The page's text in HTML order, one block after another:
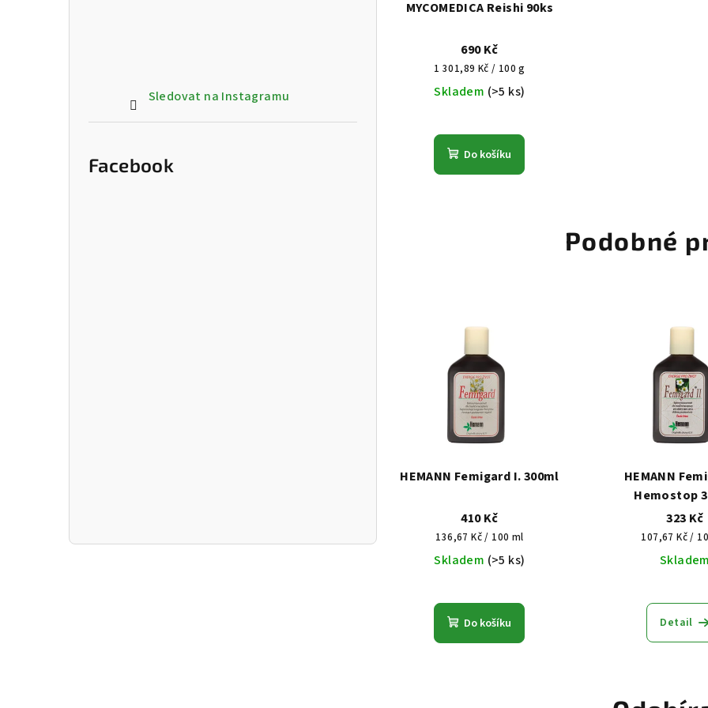
Sledovat na Instagramu
Facebook
MYCOMEDICA Reishi 90ks
690 Kč
Měrná
cena:
1 301,89 Kč / 100 g
Skladem (>5 ks)
Do košíku
Podobné
HEMANN Femigard I. 300ml
410 Kč
Měrná
cena:
136,67 Kč / 100 ml
Skladem (>5 ks)
hodnocení
produktu
je
Do košíku
HEMANN
Hemostop
323 Kč
Měrná
cena:
107,67 Kč /
Skladem
Detail